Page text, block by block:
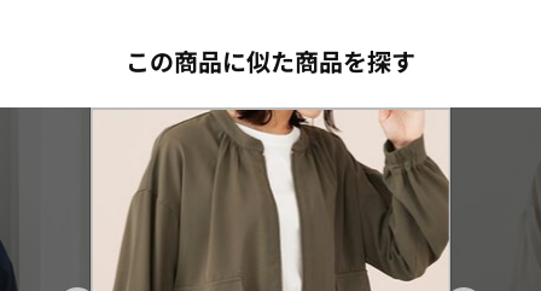
この商品に似た商品を探す